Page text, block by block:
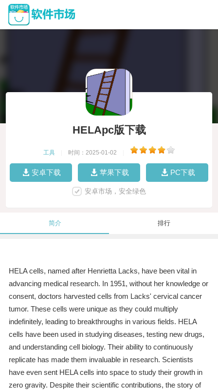
HELApc版下载
工具 时间：2025-01-02
安卓下载 苹果下载 PC下载
安卓市场，安全绿色
简介 排行
HELA cells, named after Henrietta Lacks, have been vital in
advancing medical research. In 1951, without her knowledge or
consent, doctors harvested cells from Lacks' cervical cancer
tumor. These cells were unique as they could multiply
indefinitely, leading to breakthroughs in various fields. HELA
cells have been used in studying diseases, testing new drugs,
and understanding cell biology. Their ability to continuously
replicate has made them invaluable in research. Scientists
have even sent HELA cells into space to study their growth in
zero gravity. Despite their scientific contributions, the story of